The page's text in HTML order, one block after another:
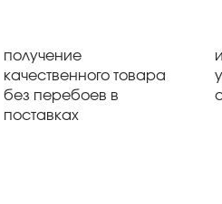
получение
качественного товара
без перебоев в
поставках